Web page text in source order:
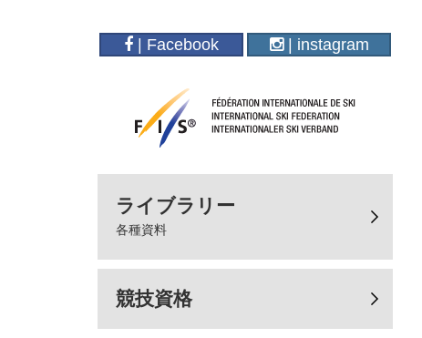
| Facebook | instagram
ライブラリー
各種資料
競技資格